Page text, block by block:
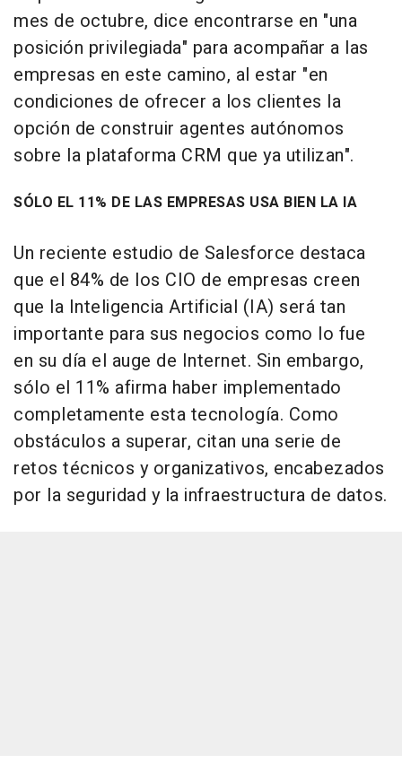
mes de octubre, dice encontrarse en "una
posición privilegiada" para acompañar a las
empresas en este camino, al estar "en
condiciones de ofrecer a los clientes la
opción de construir agentes autónomos
sobre la plataforma CRM que ya utilizan".
SÓLO EL 11% DE LAS EMPRESAS USA BIEN LA IA
Un reciente estudio de Salesforce destaca
que el 84% de los CIO de empresas creen
que la Inteligencia Artificial (IA) será tan
importante para sus negocios como lo fue
en su día el auge de Internet. Sin embargo,
sólo el 11% afirma haber implementado
completamente esta tecnología. Como
obstáculos a superar, citan una serie de
retos técnicos y organizativos, encabezados
por la seguridad y la infraestructura de datos.